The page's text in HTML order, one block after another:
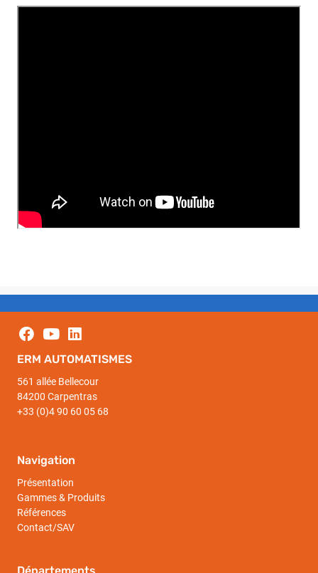
ERM AUTOMATISMES
561 allée Bellecour
84200 Carpentras
+33 (0)4 90 60 05 68
Navigation
Présentation
Gammes & Produits
Références
Contact/SAV